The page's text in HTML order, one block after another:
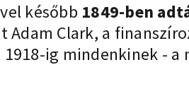
később 1849-ben
Clark, a
ig mindenkinek -